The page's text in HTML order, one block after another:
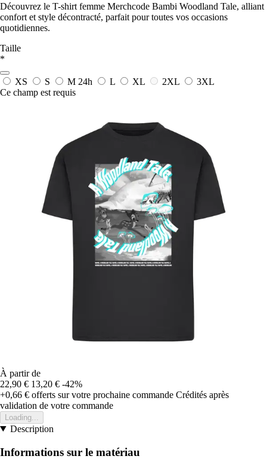
Découvrez le T-shirt femme Merchcode Bambi Woodland Tale, alliant
confort et style décontracté, parfait pour toutes vos occasions
quotidiennes.
Taille
*
XS S M 24h L XL 2XL
3XL
Ce champ est requis
À partir de
22,90 € 13,20 € -42%
+0,66 € offerts sur votre prochaine commande Crédités après
validation de votre commande
Loading...
Description
Informations sur le matériau